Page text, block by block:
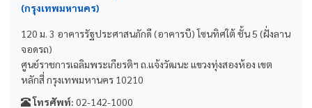
(กรุงเทพมหานคร)
120 ม. 3 อาคารรัฐประศาสนภักดี (อาคารบี) โซนทิศใต้ ชั้น 5 (ฝั่งลาน
จอดรถ)
ศูนย์ราชการเฉลิมพระเกียรติฯ ถ.แจ้งวัฒนะ แขวงทุ่งสองห้อง เขต
หลักสี่ กรุงเทพมหานคร 10210
โทรศัพท์: 02-142-1000